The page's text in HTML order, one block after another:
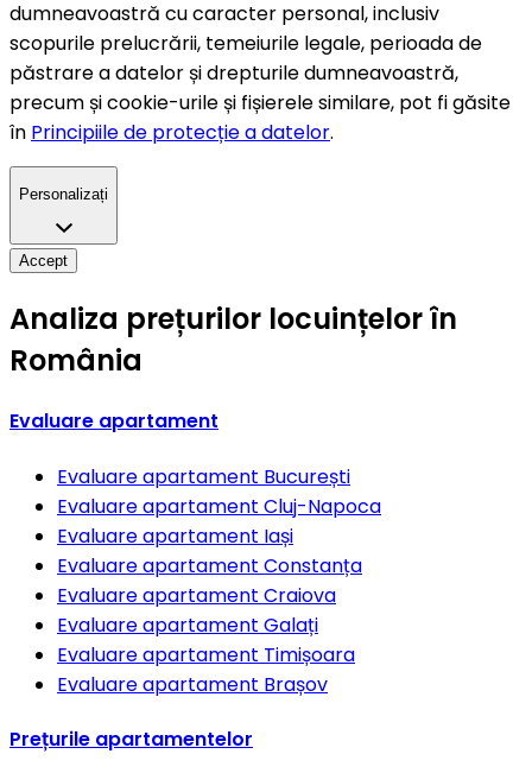
dumneavoastră cu caracter personal, inclusiv
scopurile prelucrării, temeiurile legale, perioada de
păstrare a datelor și drepturile dumneavoastră,
precum și cookie-urile și fișierele similare, pot fi găsite
în Principiile de protecție a datelor.
Personalizați
Accept
Analiza prețurilor locuințelor în
România
Evaluare apartament
Evaluare apartament București
Evaluare apartament Cluj-Napoca
Evaluare apartament Iași
Evaluare apartament Constanța
Evaluare apartament Craiova
Evaluare apartament Galați
Evaluare apartament Timișoara
Evaluare apartament Brașov
Prețurile apartamentelor